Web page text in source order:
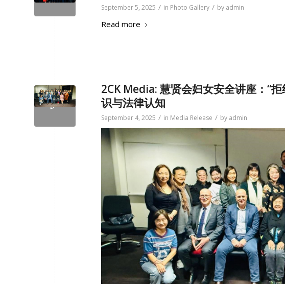
September 5, 2025 / in Photo Gallery / by admin
Read more
2CK Media: 慧贤会妇女安全讲座：“
识与法律认知
September 4, 2025 / in Media Release / by admin